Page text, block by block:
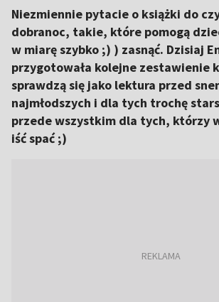
Niezmiennie pytacie o książki do
dobranoc, takie, które pomogą
w miarę szybko ;) ) zasnąć. Dzisiaj
przygotowała kolejne zestawienie
sprawdzą się jako lektura przed
najmłodszych i dla tych trochę
przede wszystkim dla tych, którzy
iść spać ;)